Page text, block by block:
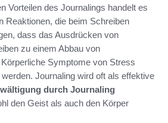
Vorteilen des Journalings handelt es
Reaktionen, die beim Schreiben
dass das Ausdrücken von
zu einem Abbau von
Symptome von Stress
Journaling wird oft als effektive
durch Journaling
den Geist als auch den Körper